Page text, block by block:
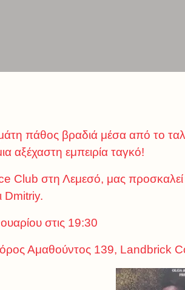
πάθος βραδιά μέσα από το
αξέχαστη εμπειρία ταγκό!
Club στη Λεμεσό, μας
Dmitriy.
στις 19:30
Αμαθούντος 139, Landbrick